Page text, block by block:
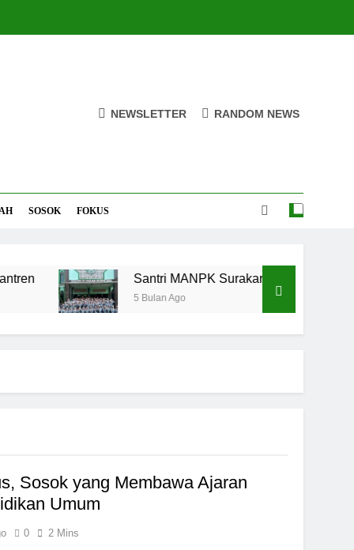
NEWSLETTER RANDOM NEWS
SOSOK FOKUS
Santri MANPK Surakarta Turun ke
5 Bulan Ago
Sosok yang Membawa Ajaran
Umum
0 2 Mins